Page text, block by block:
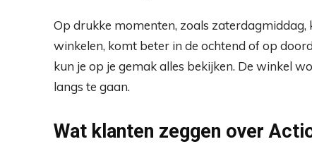
Op drukke momenten, zoals
winkelen, komt beter in de ochtend of op
kun je op je gemak alles bekijken. De winkel
langs te gaan.
Wat klanten zeggen over